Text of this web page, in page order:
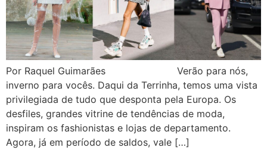
Por Raquel Guimarães Verão para nós,
inverno para vocês. Daqui da Terrinha, temos uma vista
privilegiada de tudo que desponta pela Europa. Os
desfiles, grandes vitrine de tendências de moda,
inspiram os fashionistas e lojas de departamento.
Agora, já em período de saldos, vale […]